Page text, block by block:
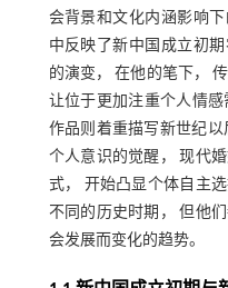
会背景和文化内涵影响
中反映了新中国成立初
的演变， 在他的笔下，
让位于更加注重个人情
作品则着重描写新世纪
个人意识的觉醒， 现代
式， 开始凸显个体自主
不同的历史时期， 但他
会发展而变化的趋势。